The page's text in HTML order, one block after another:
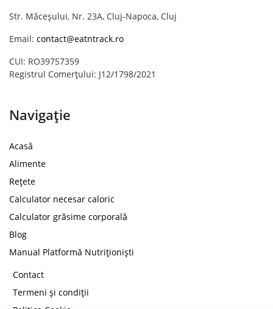
Str. Măceșului, Nr. 23A, Cluj-Napoca, Cluj
Email: contact@eatntrack.ro
CUI: RO39757359
Registrul Comerțului: J12/1798/2021
Navigație
Acasă
Alimente
Rețete
Calculator necesar caloric
Calculator grăsime corporală
Blog
Manual Platformă Nutriționiști
Contact
Termeni și condiții